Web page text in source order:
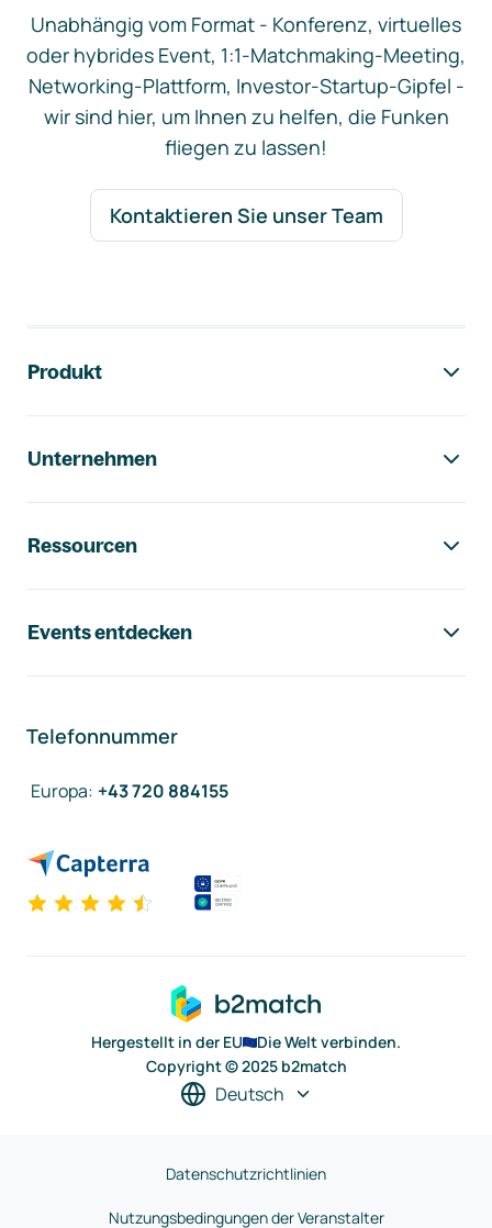
Unabhängig vom Format - Konferenz, virtuelles
oder hybrides Event, 1:1-Matchmaking-Meeting,
Networking-Plattform, Investor-Startup-Gipfel -
wir sind hier, um Ihnen zu helfen, die Funken
fliegen zu lassen!
Kontaktieren Sie unser Team
Produkt
Unternehmen
Ressourcen
Events entdecken
Telefonnummer
Europa: +43 720 884155
Hergestellt in der EU
Die Welt verbinden.
Copyright © 2025 b2match
Deutsch
Datenschutzrichtlinien
Nutzungsbedingungen der Veranstalter